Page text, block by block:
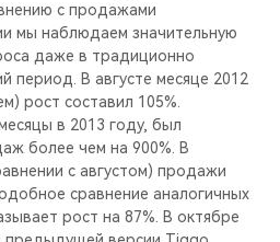
с продажами
мы наблюдаем значительную
даже в традиционно
период. В августе месяце 2012
рост составил 105%.
в 2013 году, был
более чем на 900%. В
с августом) продажи
сравнение аналогичных
рост на 87%. В октябре